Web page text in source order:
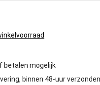
betalen mogelijk
binnen 48-uur